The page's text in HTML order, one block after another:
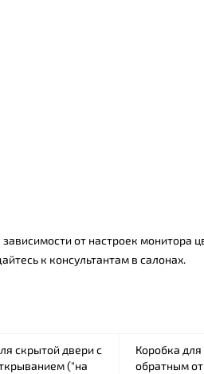
от настроек монитора
к консультантам в салонах.
скрытой двери с
("на
Коробка
обратным